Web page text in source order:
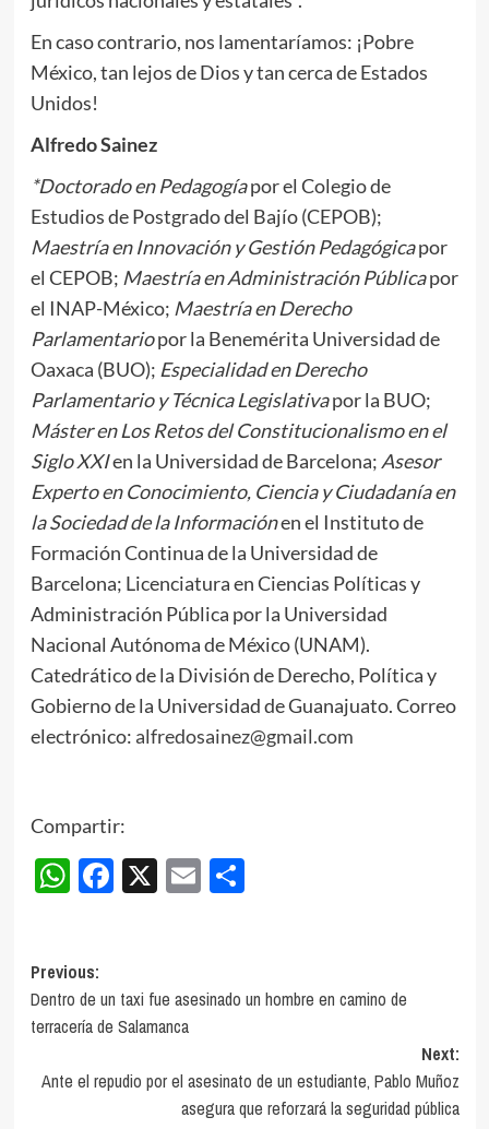
En caso contrario, nos lamentaríamos: ¡Pobre
México, tan lejos de Dios y tan cerca de Estados
Unidos!
Alfredo Sainez
*Doctorado en Pedagogíapor el Colegio de
Estudios de Postgrado del Bajío (CEPOB);
Maestría en Innovación y Gestión Pedagógicapor
el CEPOB; Maestría en Administración Públicapor
el INAP-México; Maestría en Derecho
Parlamentariopor la Benemérita Universidad de
Oaxaca (BUO); Especialidad en Derecho
Parlamentario y Técnica Legislativapor la BUO;
Máster en Los Retos del Constitucionalismo en el
Siglo XXIen la Universidad de Barcelona; Asesor
Experto en Conocimiento, Ciencia y Ciudadanía en
la Sociedad de la Informaciónen el Instituto de
Formación Continua de la Universidad de
Barcelona; Licenciatura en Ciencias Políticas y
Administración Pública por la Universidad
Nacional Autónoma de México (UNAM).
Catedrático de la División de Derecho, Política y
Gobierno de la Universidad de Guanajuato. Correo
electrónico: alfredosainez@gmail.com
Compartir:
WhatsApp
Facebook
X EmailCompartir
Post
navigation
Previous:
Dentro de un taxi fue asesinado un hombre en camino de
terracería de Salamanca
Next:
Ante el repudio por el asesinato de un estudiante, Pablo Muñoz
asegura que reforzará la seguridad pública